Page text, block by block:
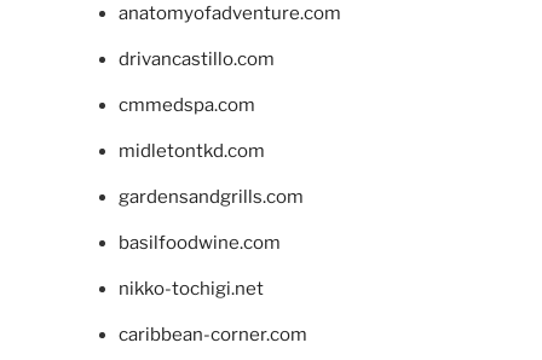
anatomyofadventure.com
drivancastillo.com
cmmedspa.com
midletontkd.com
gardensandgrills.com
basilfoodwine.com
nikko-tochigi.net
caribbean-corner.com